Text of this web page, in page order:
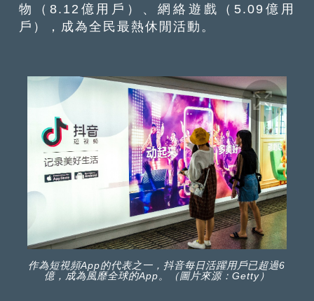
物（8.12億用戶）、網絡遊戲（5.09億用
戶），成為全民最熱休閒活動。
作為短視頻App的代表之一，抖音每日活躍用戶已超過6
億，成為風靡全球的App。（圖片來源：Getty）